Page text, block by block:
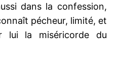
dans la confession,
pécheur, limité, et
lui la miséricorde du